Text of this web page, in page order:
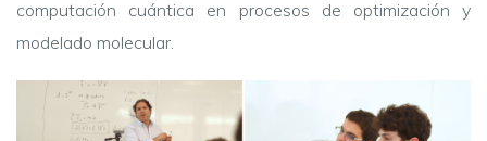
computación cuántica en procesos de optimización y
modelado molecular.